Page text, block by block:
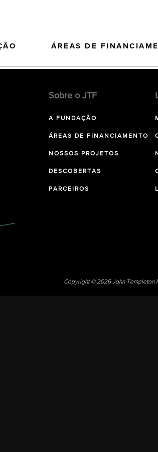
ÁREAS DE
Sobre o JTF
A FUNDAÇÃO
ÁREAS DE FINANCIAMENTO
NOSSOS PROJETOS
DESCOBERTAS
PARCEIROS
Copyright © 2026 John Templeton